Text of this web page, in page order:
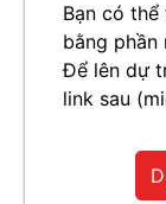
Bạn có
bằng phần
Để lên dự
link sau